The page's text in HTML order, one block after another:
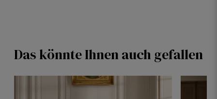
Das könnte Ihnen auch gefallen